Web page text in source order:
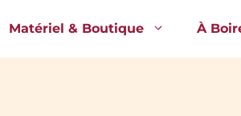
Matériel & Boutique À